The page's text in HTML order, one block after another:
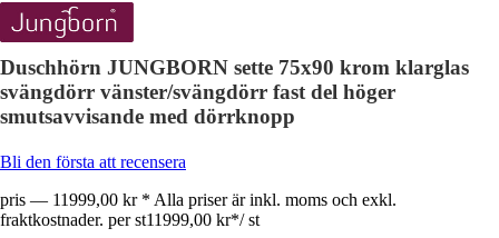
Duschhörn JUNGBORN sette 75x90 krom klarglas
svängdörr vänster/svängdörr fast del höger
smutsavvisande med dörrknopp
Bli den första att recensera
pris — 11999,00 kr * Alla priser är inkl. moms och exkl.
fraktkostnader. per st11999,00 kr*/ st